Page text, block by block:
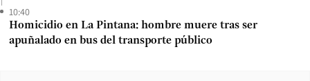
10:40
Homicidio en La Pintana: hombre muere tras ser
apuñalado en bus del transporte público